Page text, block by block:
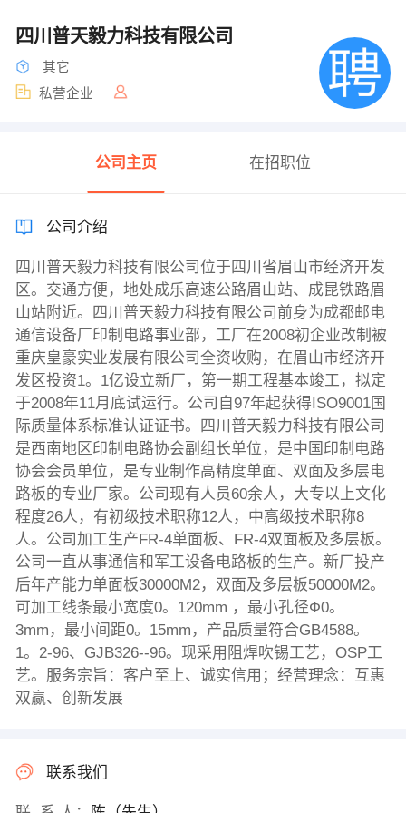
四川普天毅力科技有限公司
其它
私营企业
公司主页 在招职位
公司介绍
四川普天毅力科技有限公司位于四川省眉山市经济开发
区。交通方便，地处成乐高速公路眉山站、成昆铁路眉
山站附近。四川普天毅力科技有限公司前身为成都邮电
通信设备厂印制电路事业部，工厂在2008初企业改制被
重庆皇豪实业发展有限公司全资收购，在眉山市经济开
发区投资1。1亿设立新厂，第一期工程基本竣工，拟定
于2008年11月底试运行。公司自97年起获得ISO9001国
际质量体系标准认证证书。四川普天毅力科技有限公司
是西南地区印制电路协会副组长单位，是中国印制电路
协会会员单位，是专业制作高精度单面、双面及多层电
路板的专业厂家。公司现有人员60余人，大专以上文化
程度26人，有初级技术职称12人，中高级技术职称8
人。公司加工生产FR-4单面板、FR-4双面板及多层板。
公司一直从事通信和军工设备电路板的生产。新厂投产
后年产能力单面板30000M2，双面及多层板50000M2。
可加工线条最小宽度0。120mm ，最小孔径Ф0。
3mm，最小间距0。15mm，产品质量符合GB4588。
1。2-96、GJB326--96。现采用阻焊吹锡工艺，OSP工
艺。服务宗旨：客户至上、诚实信用；经营理念：互惠
双赢、创新发展
联系我们